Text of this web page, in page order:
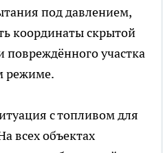
под давлением,
координаты скрытой
повреждённого участка
режиме.
с топливом для
всех объектах